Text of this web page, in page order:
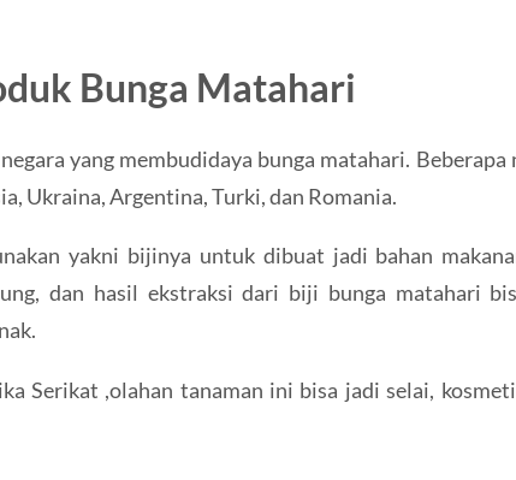
Bunga Matahari
yang membudidaya bunga matahari. Beberapa
Ukraina, Argentina, Turki, dan Romania.
yakni bijinya untuk dibuat jadi bahan
dan hasil ekstraksi dari biji bunga matahari
Serikat ,olahan tanaman ini bisa jadi selai,